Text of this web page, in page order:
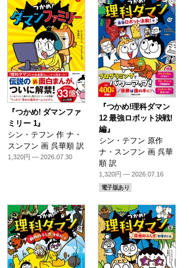
『つかめ! ダマンファ
ミリー 1』
シン・テフン 作 ナ・
スンフン 画 呉華順 訳
1,320円 — 2026.07.30
『つかめ!理科ダマン
12 最強ロボット決戦!
編』
シン・テフン 原作
ナ・スンフン 画 呉華
順 訳
1,320円 — 2026.07.16
電子版あり